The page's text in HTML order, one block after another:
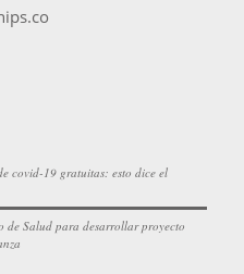
covid-19 gratuitas: esto dice el
de Salud para desarrollar proyecto